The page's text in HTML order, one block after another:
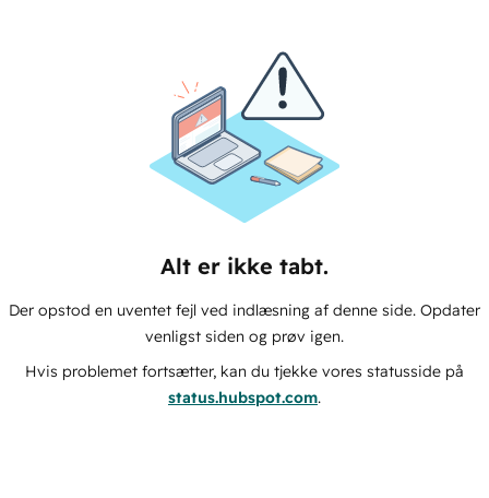
Alt er ikke tabt.
Der opstod en uventet fejl ved indlæsning af denne side. Opdater
venligst siden og prøv igen.
Hvis problemet fortsætter, kan du tjekke vores statusside på
status.hubspot.com.